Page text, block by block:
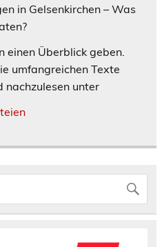
in Gelsenkirchen – Was
einen Überblick geben.
umfangreichen Texte
nachzulesen unter